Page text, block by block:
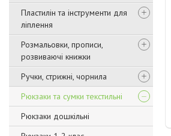
Пластилін та інструменти для
ліплення
Розмальовки, прописи,
розвиваючі книжки
Ручки, стрижні, чорнила
Рюкзаки та сумки текстильні
Рюкзаки дошкільні